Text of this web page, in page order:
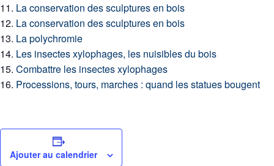
La conservation des sculptures en bois
La conservation des sculptures en bois
La polychromie
Les insectes xylophages, les nuisibles du bois
Combattre les insectes xylophages
Processions, tours, marches : quand les statues bougent
Ajouter au calendrier